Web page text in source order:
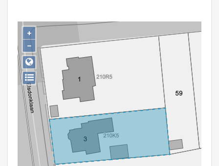
Gebeurtenis
Persoon of collectief
Downloads
Hergebruik
Aanmelden
+
−